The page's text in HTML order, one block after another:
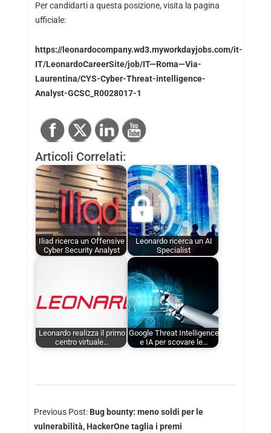
Per candidarti a questa posizione, visita la pagina
ufficiale:
https://leonardocompany.wd3.myworkdayjobs.com/it-
IT/LeonardoCareerSite/job/IT—Roma—Via-
Laurentina/CYS-Cyber-Threat-intelligence-
Analyst-GCSC_R0028017-1
Articoli Correlati:
Iliad ricerca un Offensive
Cyber Security Analyst
Leonardo ricerca un AI
Specialist
Leonardo realizza il primo
centro virtuale…
Google Threat Intelligence
e IA per scovare le…
Previous Post: Bug bounty: meno soldi per le
vulnerabilità, HackerOne taglia i premi